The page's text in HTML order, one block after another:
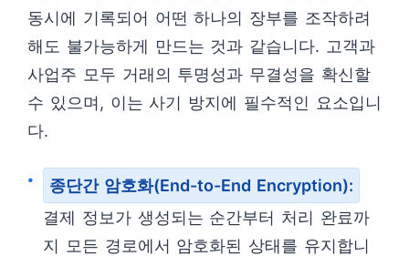
동시에 기록되어 어떤 하나의 장부를 조작하려
해도 불가능하게 만드는 것과 같습니다. 고객과
사업주 모두 거래의 투명성과 무결성을 확신할
수 있으며, 이는 사기 방지에 필수적인 요소입니
다.
종단간 암호화(End-to-End Encryption):
결제 정보가 생성되는 순간부터 처리 완료까
지 모든 경로에서 암호화된 상태를 유지합니